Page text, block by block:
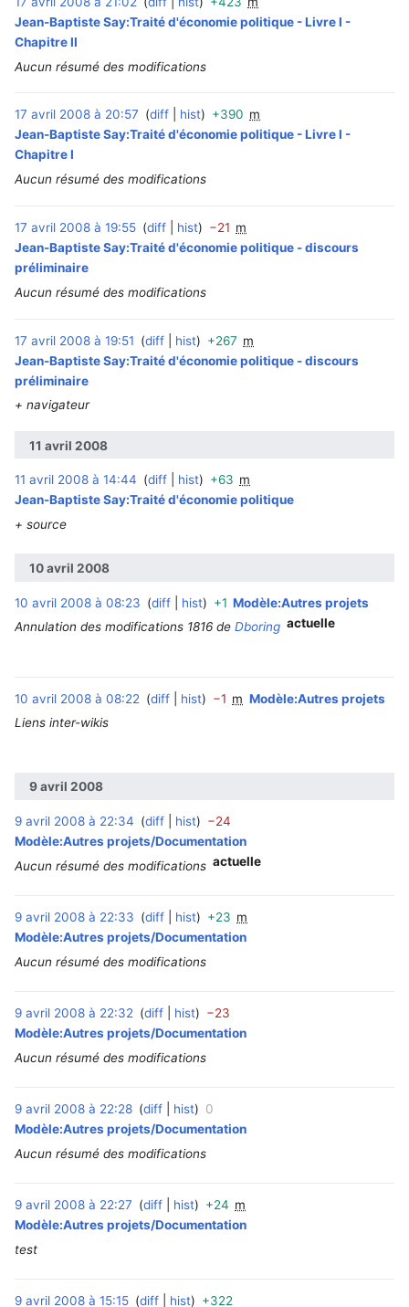
Jean-Baptiste Say:Traité d'économie politique - Livre I -
Chapitre II
Aucun résumé des modifications
17 avril 2008 à 20:57 diff hist +390 m
Jean-Baptiste Say:Traité d'économie politique - Livre I -
Chapitre I
Aucun résumé des modifications
17 avril 2008 à 19:55 diff hist −21 m
Jean-Baptiste Say:Traité d'économie politique - discours
préliminaire
Aucun résumé des modifications
17 avril 2008 à 19:51 diff hist +267 m
Jean-Baptiste Say:Traité d'économie politique - discours
préliminaire
+ navigateur
11 avril 2008
11 avril 2008 à 14:44 diff hist +63 m
Jean-Baptiste Say:Traité d'économie politique
+ source
10 avril 2008
10 avril 2008 à 08:23 diff hist +1 Modèle:Autres projets
Annulation des modifications 1816 de Dboring actuelle
10 avril 2008 à 08:22 diff hist −1 m Modèle:Autres projets
Liens inter-wikis
9 avril 2008
9 avril 2008 à 22:34 diff hist −24
Modèle:Autres projets/Documentation
Aucun résumé des modifications actuelle
9 avril 2008 à 22:33 diff hist +23 m
Modèle:Autres projets/Documentation
Aucun résumé des modifications
9 avril 2008 à 22:32 diff hist −23
Modèle:Autres projets/Documentation
Aucun résumé des modifications
9 avril 2008 à 22:28 diff hist 0
Modèle:Autres projets/Documentation
Aucun résumé des modifications
9 avril 2008 à 22:27 diff hist +24 m
Modèle:Autres projets/Documentation
test
9 avril 2008 à 15:15 diff hist +322